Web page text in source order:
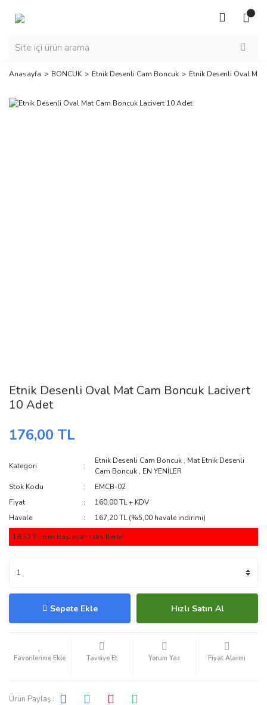
Anasayfa BONCUK Etnik Desenli Cam Boncuk Etnik Desenli Oval Mat
Etnik Desenli Oval Mat Cam Boncuk Lacivert
10 Adet
176,00 TL
Kategori
Etnik Desenli Cam Boncuk , Mat Etnik Desenli
Cam Boncuk , EN YENİLER
Stok Kodu
EMCB-02
Fiyat
160,00 TL + KDV
Havale
167,20 TL (%5,00 havale indirimi)
18,32 TL den başlayan taksitlerle!
Sepete Ekle Hızlı Satın Al
Tavsiye Et Yorum Yaz Fiyat Alarmı
Ürün Paylaş :